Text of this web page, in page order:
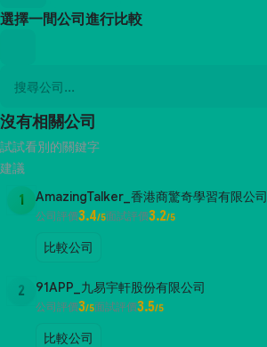
選擇一間公司進行比較
沒有相關公司
試試看別的關鍵字
建議
1 AmazingTalker_香港商驚奇學習有限公司
公司評價3.4/5面試評價3.2/5
比較公司
2 91APP_九易宇軒股份有限公司
公司評價3/5面試評價3.5/5
比較公司